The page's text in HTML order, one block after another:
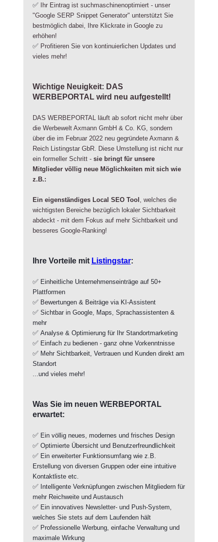
✅ Ihr Eintrag ist suchmaschinenoptimiert - unser
"Google SERP Snippet Generator" unterstützt Sie
bestmöglich dabei, Ihre Klickrate in Google zu
erhöhen!
✅ Profitieren Sie von kontinuierlichen Updates und
vieles mehr!
Wichtige Neuigkeit: DAS
WERBEPORTAL wird neu aufgestellt!
DAS WERBEPORTAL läuft ab sofort nicht mehr über
die Werbewelt Axmann GmbH & Co. KG, sondern
über die im Februar 2022 neu gegründete Axmann &
Reich Listingstar GbR. Diese Umstellung ist nicht nur
ein formeller Schritt - sie bringt für unsere
Mitglieder völlig neue Möglichkeiten mit sich wie
z.B.:
Ein eigenständiges Local SEO Tool , welches die
wichtigsten Bereiche bezüglich lokaler Sichtbarkeit
abdeckt - mit dem Fokus auf mehr Sichtbarkeit und
besseres Google-Ranking!
Ihre Vorteile mit Listingstar:
✅ Einheitliche Unternehmenseinträge auf 50+
Plattformen
✅ Bewertungen & Beiträge via KI-Assistent
✅ Sichtbar in Google, Maps, Sprachassistenten &
mehr
✅ Analyse & Optimierung für Ihr Standortmarketing
✅ Einfach zu bedienen - ganz ohne Vorkenntnisse
✅ Mehr Sichtbarkeit, Vertrauen und Kunden direkt am
Standort
...und vieles mehr!
Was Sie im neuen WERBEPORTAL
erwartet:
✅ Ein völlig neues, modernes und frisches Design
✅ Optimierte Übersicht und Benutzerfreundlichkeit
✅ Ein erweiterter Funktionsumfang wie z.B.
Erstellung von diversen Gruppen oder eine intuitive
Kontaktliste etc.
✅ Intelligente Verknüpfungen zwischen Mitgliedern für
mehr Reichweite und Austausch
✅ Ein innovatives Newsletter- und Push-System,
welches Sie stets auf dem Laufenden hält
✅ Professionelle Werbung, einfache Verwaltung und
maximale Wirkung